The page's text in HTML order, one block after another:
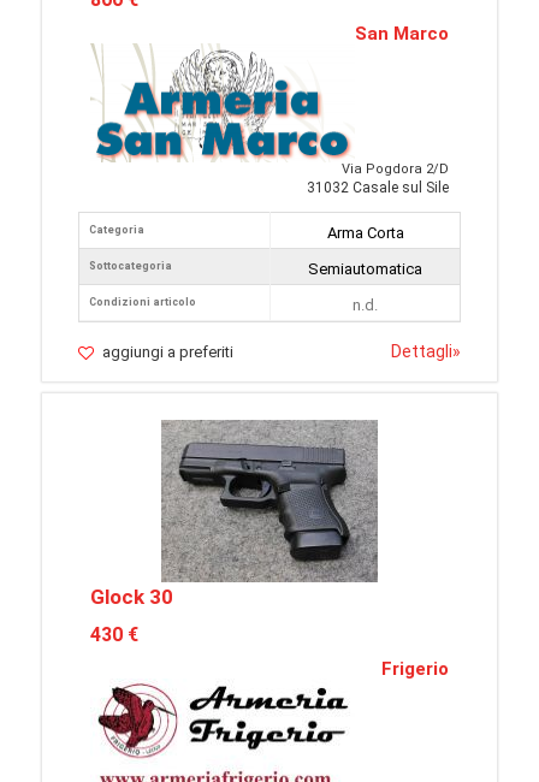
San Marco
Via Pogdora 2/D
31032 Casale sul Sile
Categoria
Sottocategoria
Condizioni articolo
Arma Corta
Semiautomatica
n.d.
aggiungi a preferiti Dettagli»
Glock 30
430 €
Frigerio